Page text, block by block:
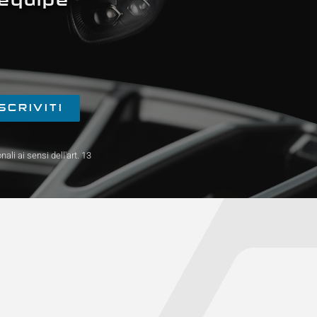
ai sensi dell'art. 13